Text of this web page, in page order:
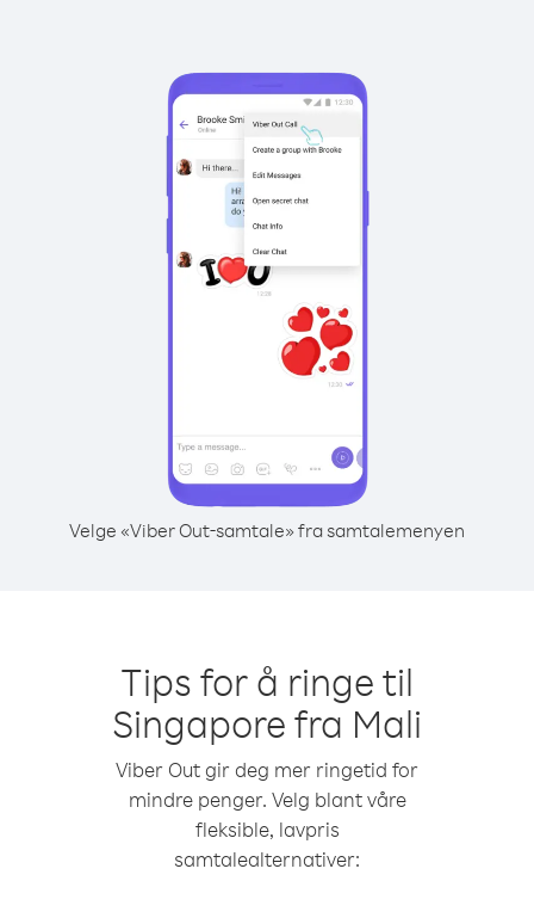
Velge «Viber Out-samtale» fra samtalemenyen
Tips for å ringe til
Singapore fra Mali
Viber Out gir deg mer ringetid for
mindre penger. Velg blant våre
fleksible, lavpris
samtalealternativer: